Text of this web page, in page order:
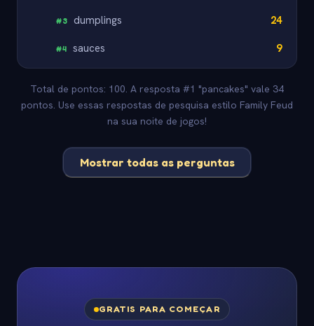
#3 dumplings 24
#4 sauces 9
Total de pontos: 100. A resposta #1 "pancakes" vale 34
pontos. Use essas respostas de pesquisa estilo Family Feud
na sua noite de jogos!
Mostrar todas as perguntas
GRATIS PARA COMEÇAR